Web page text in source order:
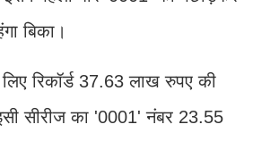
बिका।
रिकॉर्ड 37.63 लाख रुपए की
सीरीज का '0001' नंबर 23.55